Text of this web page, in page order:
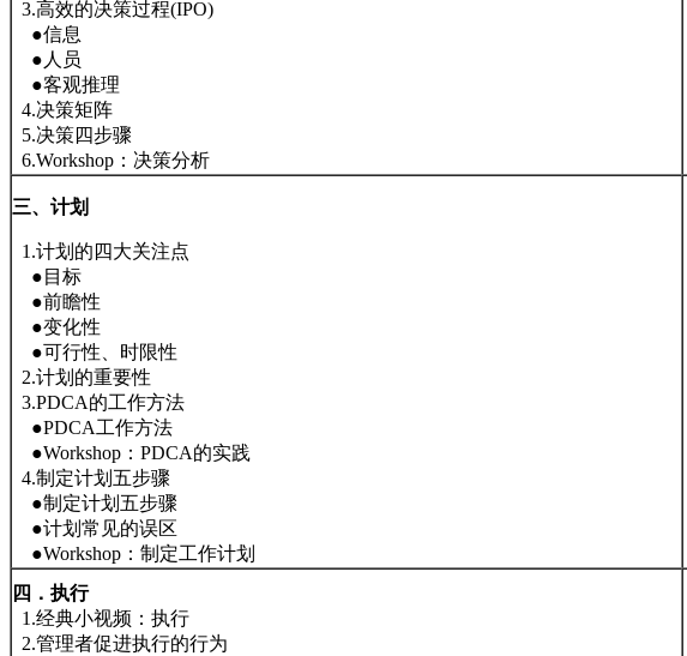
3.高效的决策过程(IPO)
●信息
●人员
●客观推理
4.决策矩阵
5.决策四步骤
6.Workshop：决策分析
三、计划
1.计划的四大关注点
●目标
●前瞻性
●变化性
●可行性、时限性
2.计划的重要性
3.PDCA的工作方法
●PDCA工作方法
●Workshop：PDCA的实践
4.制定计划五步骤
●制定计划五步骤
●计划常见的误区
●Workshop：制定工作计划
四．执行
1.经典小视频：执行
2.管理者促进执行的行为